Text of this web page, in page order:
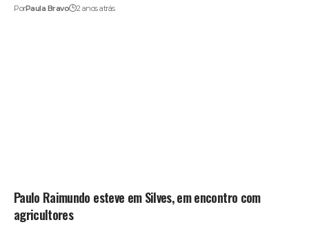
PorPaula Bravo 2 anos atrás
Paulo Raimundo esteve em Silves, em encontro com
agricultores